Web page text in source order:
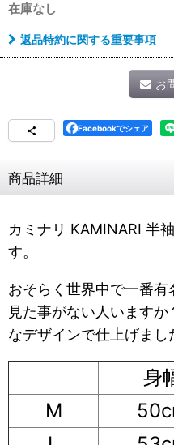
在庫なし
返品特約に関する重要事項
お
Facebookでシェア
商品詳細
カミナリ KAMINARI 半
す。
おそらく世界中で一番
見た事がない人います
なデザインで仕上げまし
身
M